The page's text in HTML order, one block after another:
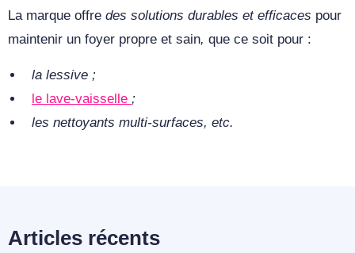
La marque offre des solutions durables et efficaces pour
maintenir un foyer propre et sain, que ce soit pour :
la lessive ;
le lave-vaisselle ;
les nettoyants multi-surfaces, etc.
Articles récents